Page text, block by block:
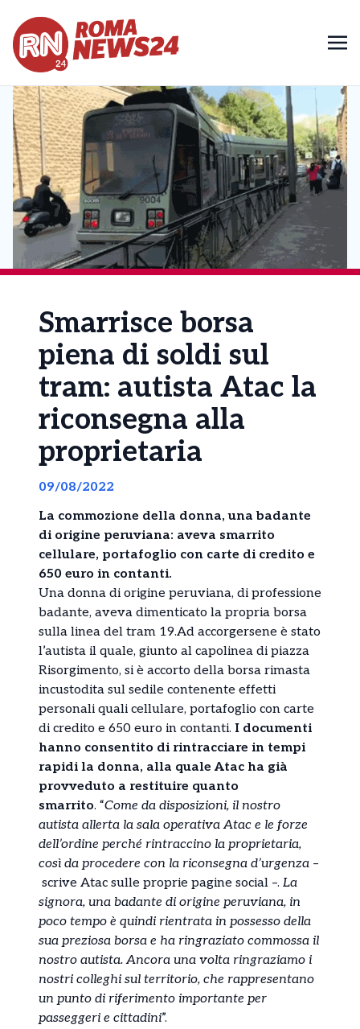
Smarrisce borsa
piena di soldi sul
tram: autista Atac la
riconsegna alla
proprietaria
09/08/2022
La commozione della donna, una badante
di origine peruviana: aveva smarrito
cellulare, portafoglio con carte di credito e
650 euro in contanti.
Una donna di origine peruviana, di professione
badante, aveva dimenticato la propria borsa
sulla linea del tram 19.Ad accorgersene è stato
l’autista il quale, giunto al capolinea di piazza
Risorgimento, si è accorto della borsa rimasta
incustodita sul sedile contenente effetti
personali quali cellulare, portafoglio con carte
di credito e 650 euro in contanti. I documenti
hanno consentito di rintracciare in tempi
rapidi la donna, alla quale Atac ha già
provveduto a restituire quanto
smarrito. “Come da disposizioni, il nostro
autista allerta la sala operativa Atac e le forze
dell’ordine perché rintraccino la proprietaria,
così da procedere con la riconsegna d’urgenza –
scrive Atac sulle proprie pagine social –. La
signora, una badante di origine peruviana, in
poco tempo è quindi rientrata in possesso della
sua preziosa borsa e ha ringraziato commossa il
nostro autista. Ancora una volta ringraziamo i
nostri colleghi sul territorio, che rappresentano
un punto di riferimento importante per
passeggeri e cittadini”.